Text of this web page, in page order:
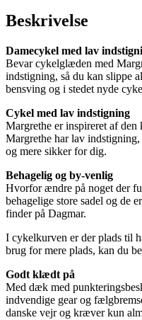
Beskrivelse
Damecykel med lav
Bevar cykelglæden med
indstigning, så du kan slippe
bensving og i stedet nyde
Cykel med lav indstigning
Margrethe er inspireret af den
Margrethe har lav
og mere sikker for dig.
Behagelig og by-venlig
Hvorfor ændre på noget der
behagelige store sadel og de
finder på Dagmar.
I cykelkurven er der plads til
brug for mere plads, kan du
Godt klædt på
Med dæk med
indvendige gear og
danske vejr og kræver kun